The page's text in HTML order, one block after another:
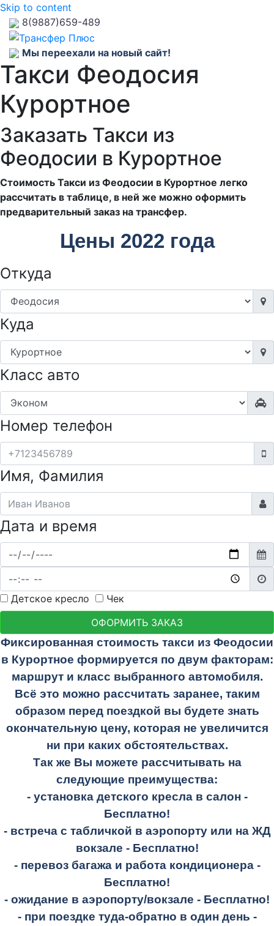
Skip to content
8(9887)659-489
Мы переехали на новый сайт!
Такси Феодосия
Курортное
Заказать Такси из
Феодосии в Курортное
Стоимость Такси из Феодосии в Курортное легко
рассчитать в таблице, в ней же можно оформить
предварительный заказ на трансфер.
Цены 2022 года
Откуда
Куда
Класс авто
Номер телефон
Имя, Фамилия
Дата и время
Детское кресло
Чек
ОФОРМИТЬ ЗАКАЗ
Фиксированная стоимость такси из Феодосии
в Курортное формируется по двум факторам:
маршрут и класс выбранного автомобиля.
Всё это можно рассчитать заранее, таким
образом перед поездкой вы будете знать
окончательную цену, которая не увеличится
ни при каких обстоятельствах.
Так же Вы можете рассчитывать на
следующие преимущества:
- установка детского кресла в салон -
Бесплатно!
- встреча с табличкой в аэропорту или на ЖД
вокзале - Бесплатно!
- перевоз багажа и работа кондиционера -
Бесплатно!
- ожидание в аэропорту/вокзале - Бесплатно!
- при поездке туда-обратно в один день -